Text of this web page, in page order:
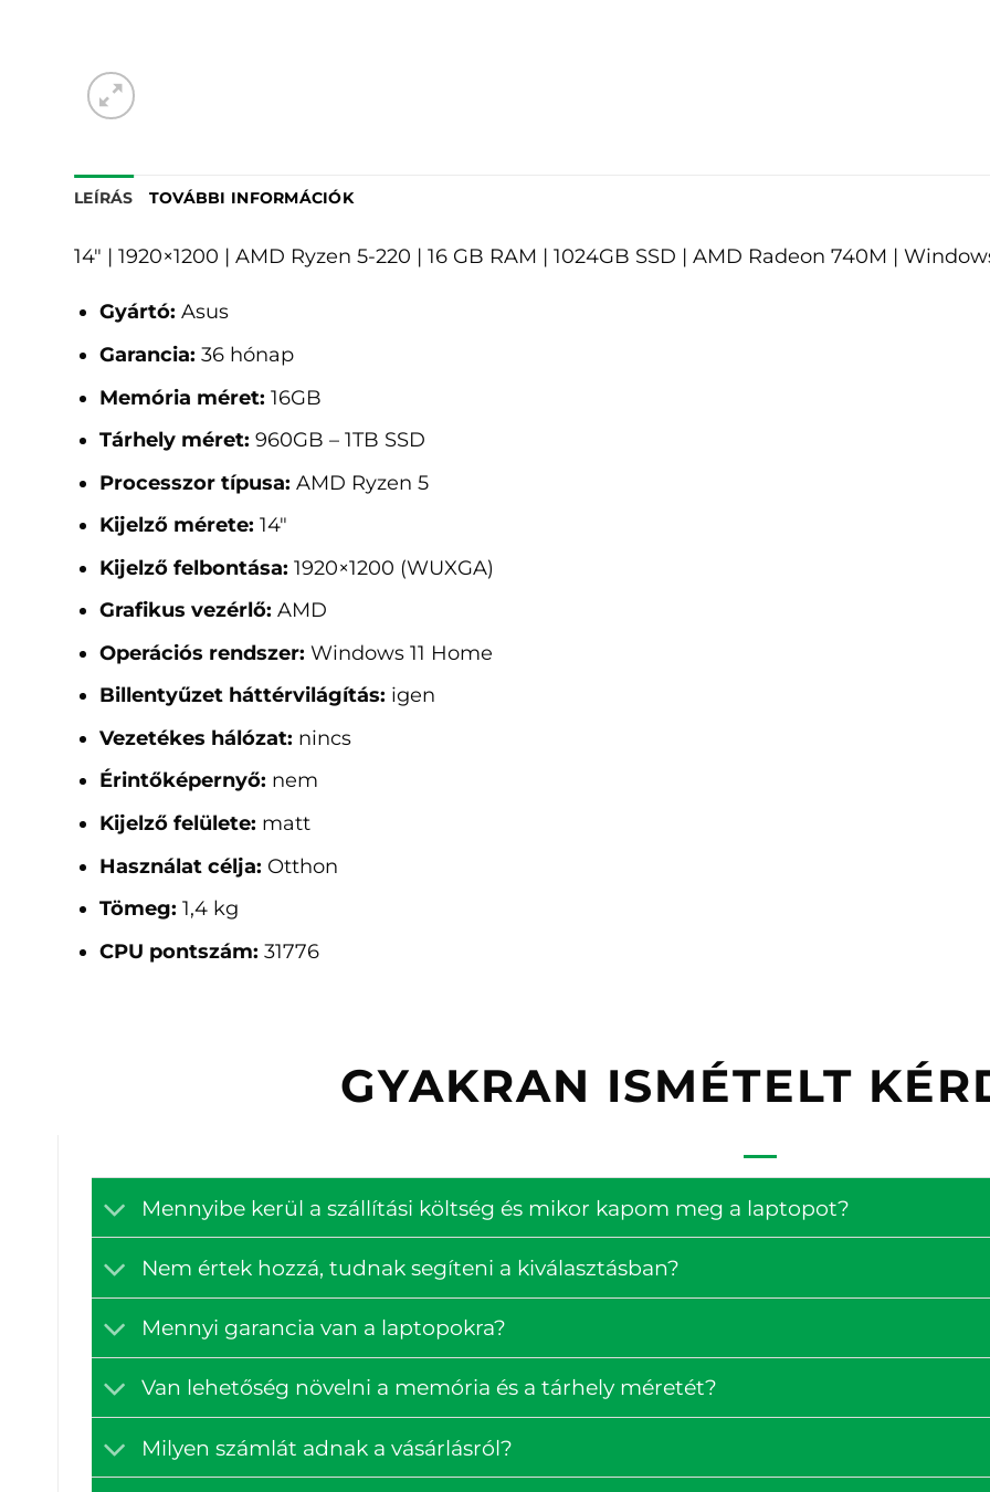
LEÍRÁS TOVÁBBI INFORMÁCIÓK
14" | 1920×1200 | AMD Ryzen 5-220 | 16 GB RAM | 1024GB SSD | AMD Radeon 740M |
Gyártó: Asus
Garancia: 36 hónap
Memória méret: 16GB
Tárhely méret: 960GB – 1TB SSD
Processzor típusa: AMD Ryzen 5
Kijelző mérete: 14"
Kijelző felbontása: 1920×1200 (WUXGA)
Grafikus vezérlő: AMD
Operációs rendszer: Windows 11 Home
Billentyűzet háttérvilágítás: igen
Vezetékes hálózat: nincs
Érintőképernyő: nem
Kijelző felülete: matt
Használat célja: Otthon
Tömeg: 1,4 kg
CPU pontszám: 31776
GYAKRAN ISMÉTELT
Mennyibe kerül a szállítási költség és mikor kapom meg a laptopot?
Nem értek hozzá, tudnak segíteni a kiválasztásban?
Mennyi garancia van a laptopokra?
Van lehetőség növelni a memória és a tárhely méretét?
Milyen számlát adnak a vásárlásról?